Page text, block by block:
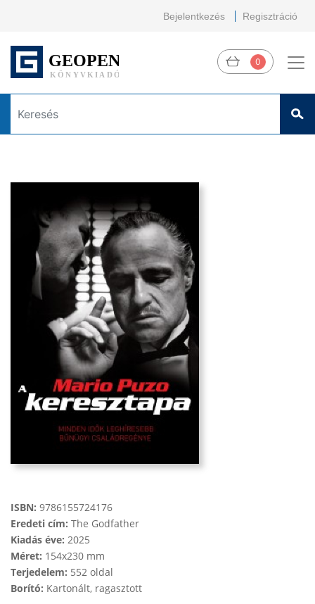
Bejelentkezés Regisztráció
0
ISBN: 9786155724176
Eredeti cím: The Godfather
Kiadás éve: 2025
Méret: 154x230 mm
Terjedelem: 552 oldal
Borító: Kartonált, ragasztott